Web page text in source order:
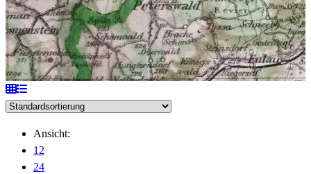
Ansicht:
12
24